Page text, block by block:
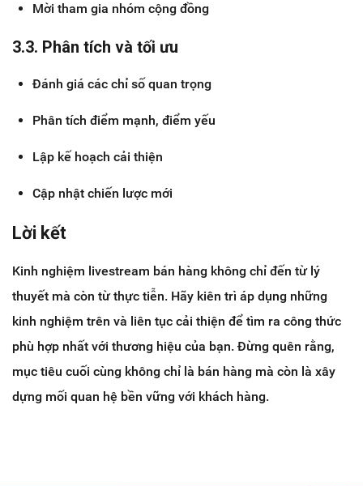
Mời tham gia nhóm cộng đồng
3.3. Phân tích và tối ưu
Đánh giá các chỉ số quan trọng
Phân tích điểm mạnh, điểm yếu
Lập kế hoạch cải thiện
Cập nhật chiến lược mới
Lời kết
Kinh nghiệm livestream bán hàng không chỉ đến từ lý
thuyết mà còn từ thực tiễn. Hãy kiên trì áp dụng những
kinh nghiệm trên và liên tục cải thiện để tìm ra công thức
phù hợp nhất với thương hiệu của bạn. Đừng quên rằng,
mục tiêu cuối cùng không chỉ là bán hàng mà còn là xây
dựng mối quan hệ bền vững với khách hàng.